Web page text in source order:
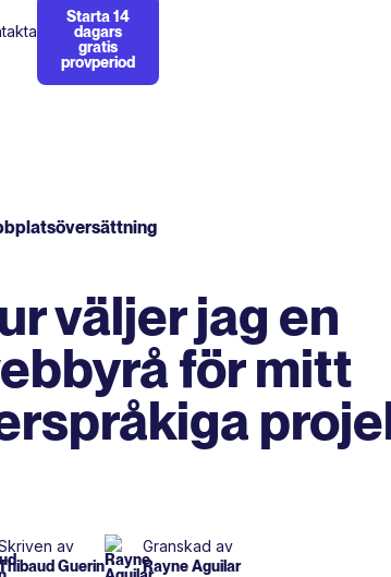
Starta 14
dagars
gratis
provperiod
väljer jag en
för mitt
av
Guerin
Granskad av
Rayne Aguilar